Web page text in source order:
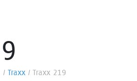
/ Traxx/ Traxx 219